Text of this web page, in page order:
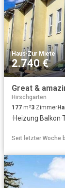
Haus·Zur Miete
2.740 €
Hirschgarten
177 m²3 Zimmer
·Heizung·Balkon·
Seit letzter Woche